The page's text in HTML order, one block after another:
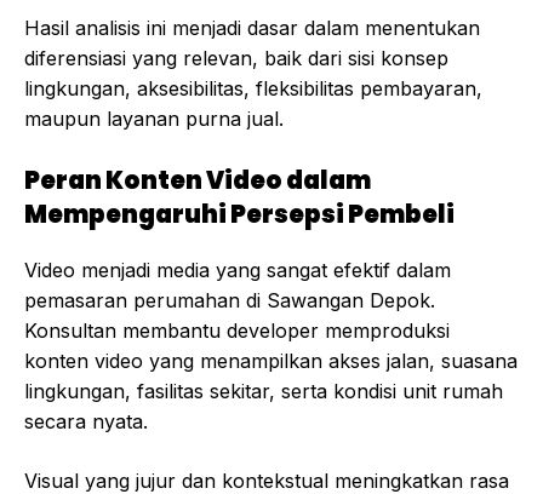
Hasil analisis ini menjadi dasar dalam menentukan
diferensiasi yang relevan, baik dari sisi konsep
lingkungan, aksesibilitas, fleksibilitas pembayaran,
maupun layanan purna jual.
Peran Konten Video dalam
Mempengaruhi Persepsi Pembeli
Video menjadi media yang sangat efektif dalam
pemasaran perumahan di Sawangan Depok.
Konsultan membantu developer memproduksi
konten video yang menampilkan akses jalan, suasana
lingkungan, fasilitas sekitar, serta kondisi unit rumah
secara nyata.
Visual yang jujur dan kontekstual meningkatkan rasa